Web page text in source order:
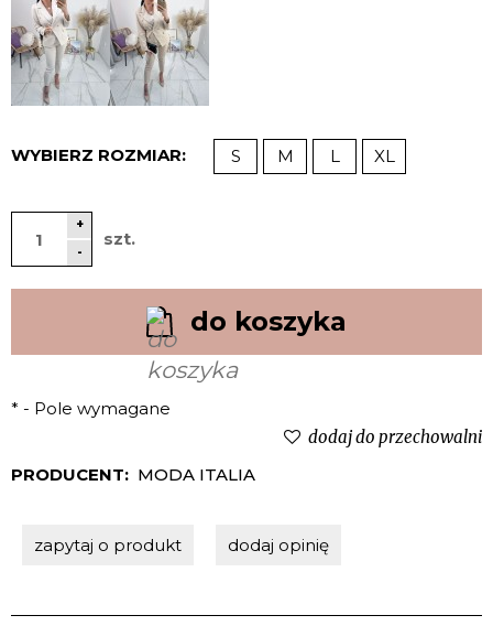
WYBIERZ ROZMIAR: S M L XL
+
-
szt.
do koszyka
* - Pole wymagane
dodaj do przechowalni
PRODUCENT: MODA ITALIA
zapytaj o produkt dodaj opinię